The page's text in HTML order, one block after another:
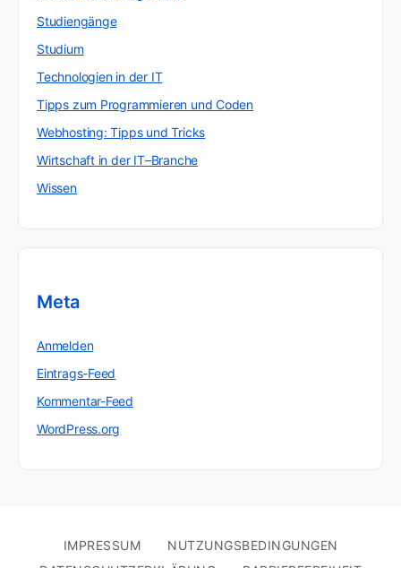
Studiengänge
Studium
Technologien in der IT
Tipps zum Programmieren und Coden
Webhosting: Tipps und Tricks
Wirtschaft in der IT–Branche
Wissen
Meta
Anmelden
Eintrags-Feed
Kommentar-Feed
WordPress.org
IMPRESSUM
NUTZUNGSBEDINGUNGEN